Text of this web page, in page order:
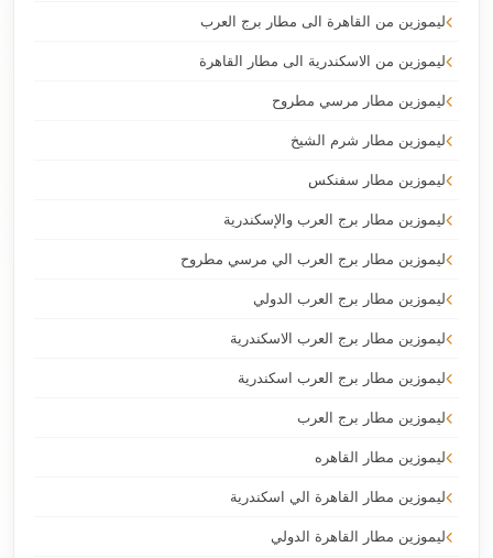
ليموزين من القاهرة الى مطار برج العرب
ليموزين من الاسكندرية الى مطار القاهرة
ليموزين مطار مرسي مطروح
ليموزين مطار شرم الشيخ
ليموزين مطار سفنكس
ليموزين مطار برج العرب والإسكندرية
ليموزين مطار برج العرب الي مرسي مطروح
ليموزين مطار برج العرب الدولي
ليموزين مطار برج العرب الاسكندرية
ليموزين مطار برج العرب اسكندرية
ليموزين مطار برج العرب
ليموزين مطار القاهره
ليموزين مطار القاهرة الي اسكندرية
ليموزين مطار القاهرة الدولي